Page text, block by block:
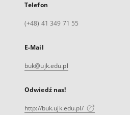
Telefon
(+48) 41 349 71 55
E-Mail
buk@ujk.edu.pl
Odwiedź nas!
http://buk.ujk.edu.pl/